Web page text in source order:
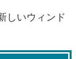
しいウィンド